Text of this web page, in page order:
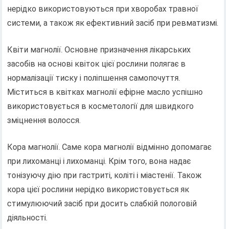
нерідко використовуються при хворобах травної
системи, а також як ефективний засіб при ревматизмі.
Квіти магнолії. Основне призначення лікарських
засобів на основі квіток цієї рослини полягає в
нормалізації тиску і поліпшення самопочуття.
Міститься в квітках магнолії ефірне масло успішно
використовується в косметології для швидкого
зміцнення волосся.
Кора магнолії. Саме кора магнолії відмінно допомагає
при лихоманці і лихоманці. Крім того, вона надає
тонізуючу дію при гастриті, коліті і міастенії. Також
кора цієї рослини нерідко використовується як
стимулюючий засіб при досить слабкій пологовій
діяльності.